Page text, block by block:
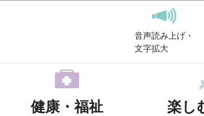
音声読み上げ・
文字拡大
健康・福祉 楽し